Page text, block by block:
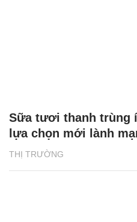
THỊ TRƯỜNG
Sữa tươi thanh trùng
lựa chọn mới lành